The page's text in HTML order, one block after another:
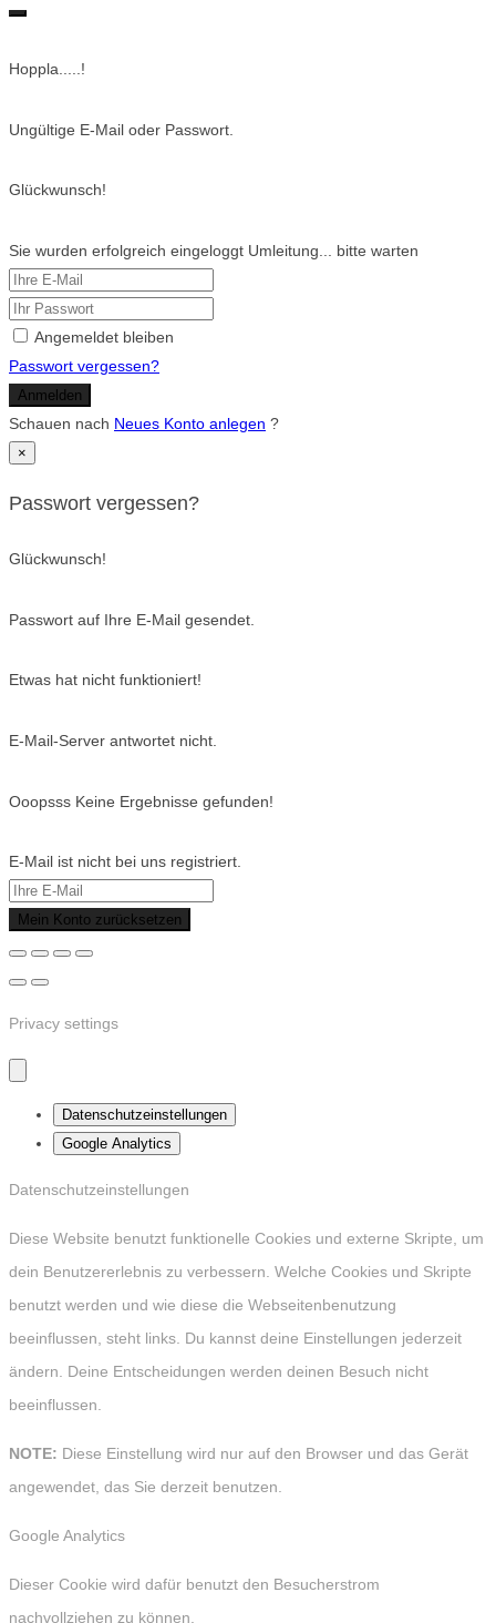
Hoppla.....!
Ungültige E-Mail oder Passwort.
Glückwunsch!
Sie wurden erfolgreich eingeloggt Umleitung... bitte warten
Angemeldet bleiben
Passwort vergessen?
Anmelden
Schauen nach Neues Konto anlegen ?
×
Passwort vergessen?
Glückwunsch!
Passwort auf Ihre E-Mail gesendet.
Etwas hat nicht funktioniert!
E-Mail-Server antwortet nicht.
Ooopsss Keine Ergebnisse gefunden!
E-Mail ist nicht bei uns registriert.
Mein Konto zurücksetzen
Privacy settings
Datenschutzeinstellungen
Google Analytics
Datenschutzeinstellungen
Diese Website benutzt funktionelle Cookies und externe Skripte, um
dein Benutzererlebnis zu verbessern. Welche Cookies und Skripte
benutzt werden und wie diese die Webseitenbenutzung
beeinflussen, steht links. Du kannst deine Einstellungen jederzeit
ändern. Deine Entscheidungen werden deinen Besuch nicht
beeinflussen.
NOTE: Diese Einstellung wird nur auf den Browser und das Gerät
angewendet, das Sie derzeit benutzen.
Google Analytics
Dieser Cookie wird dafür benutzt den Besucherstrom
nachvollziehen zu können.